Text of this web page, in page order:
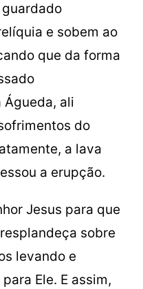
e sobem ao
que da forma
Águeda, ali
do
a lava
a erupção.
Jesus para que
sobre
levando e
Ele. E assim,